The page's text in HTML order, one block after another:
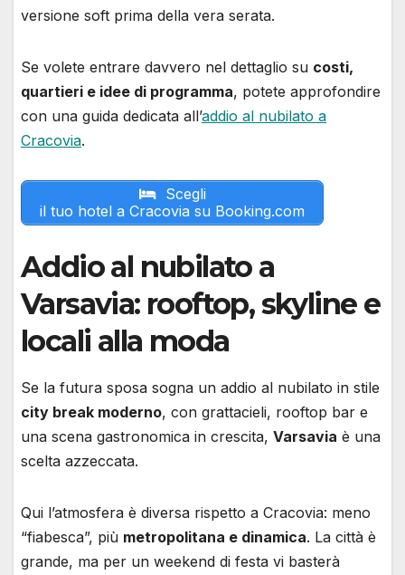
versione soft prima della vera serata.
Se volete entrare davvero nel dettaglio su costi,
quartieri e idee di programma, potete approfondire
con una guida dedicata all’addio al nubilato a
Cracovia.
Scegli
il tuo hotel a Cracovia su Booking.com
Addio al nubilato a
Varsavia: rooftop, skyline e
locali alla moda
Se la futura sposa sogna un addio al nubilato in stile
city break moderno, con grattacieli, rooftop bar e
una scena gastronomica in crescita, Varsavia è una
scelta azzeccata.
Qui l’atmosfera è diversa rispetto a Cracovia: meno
“fiabesca”, più metropolitana e dinamica. La città è
grande, ma per un weekend di festa vi basterà